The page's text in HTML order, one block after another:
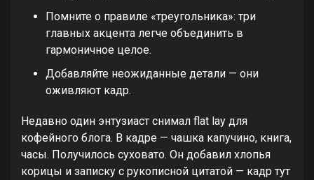
Помните о правиле «треугольника»: три
главных акцента легче объединить в
гармоничное целое.
Добавляйте неожиданные детали — они
оживляют кадр.
Недавно один энтузиаст снимал flat lay для
кофейного блога. В кадре — чашка капучино, книга,
часы. Получилось суховато. Он добавил хлопья
корицы и записку с рукописной цитатой — кадр тут